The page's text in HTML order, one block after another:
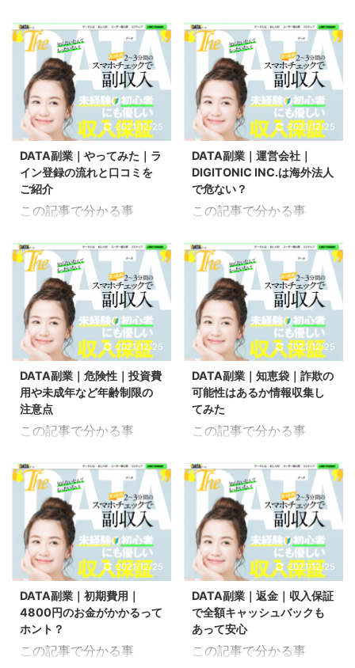
2021/12/25
DATA副業｜やってみた｜ラ
イン登録の流れと口コミを
ご紹介
この記事で分かる事
の流れ DATA副業をやっ
てみた人の口コミ こちら
はDATA(データ)という副
業をやってみた内容につ
いて検証してみた記事で
す。 副業としてどのよう
なものなのかは評判や評
価を確認することで理解
することは出来ても実際
にやってみないと分から
ないことも多くあると思
イン登録の流れからやっ
てみた人の口コミについ
て解説していきます。 こ
ちらの記事では、DATA
副業の全体的な概要にな
っているので合わせてご
覧ください。 気になる内
容へ移動 DATA(デー ...
2021/12/25
DATA副業｜運営会社｜
DIGITONIC INC.は海外法人
で危ない？
この記事で分かる事
外法人は危ないか こちら
はDATA(データ)という副
業の運営会社について検
証してみた記事です。 運
営会社について調査する
必要性は本来ないと言え
ますが、詐欺まがいな副
業も増えてきているので
情報を把握しておくだけ
でも危ない副業を回避す
ることにも繋がります。
なのか運営会社を中心に
解説していきます。 こち
らの記事では、DATA副
業の全体的な概要になっ
ているので合わせてご覧
ください。 気になる内容
へ移動 DATA(データ)副
業の運営会社 DIG ...
2021/12/25
DATA副業｜危険性｜投資費
用や未成年など年齢制限の
注意点
この記事で分かる事
DATA副業の年齢制限 こ
ちらはDATA(データ)とい
う副業の危険性ついて検
証してみた記事です。 副
業として比較的安全とは
されてはいますが、危険
までとはいかなくても注
意点として認識しておい
た方が良いものもあると
思います。 DATA副業の
注意すべき危険性や年齢
2021/12/25
DATA副業｜知恵袋｜詐欺の
可能性はあるか情報収集し
てみた
この記事で分かる事
報 DATA副業の詐欺の可
能性 こちらはDATA(デー
タ)という副業のヤフー
知恵袋について検証して
みた記事です。 ヤフー知
恵袋というのはYahoo!ID
を持っている方なら誰で
も質問や回答が行なうこ
とが出来る
Yahoo!JAPANが提供し
ているサービスになって
2021/12/25
DATA副業｜初期費用｜
4800円のお金がかかるって
ホント？
この記事で分かる事
2021/12/25
DATA副業｜返金｜収入保証
で全額キャッシュバックも
あって安心
この記事で分かる事